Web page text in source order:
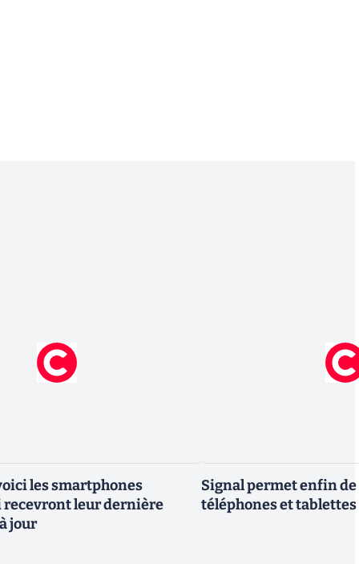
les smartphones
recevront leur dernière
jour
Signal permet enfin
téléphones et tablettes